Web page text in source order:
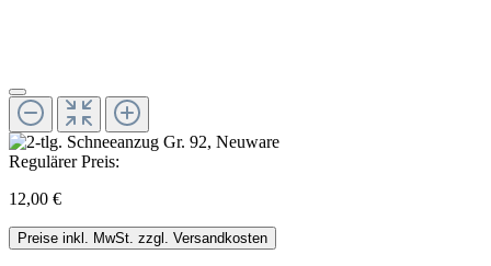
Regulärer Preis:
12,00 €
Preise inkl. MwSt. zzgl. Versandkosten